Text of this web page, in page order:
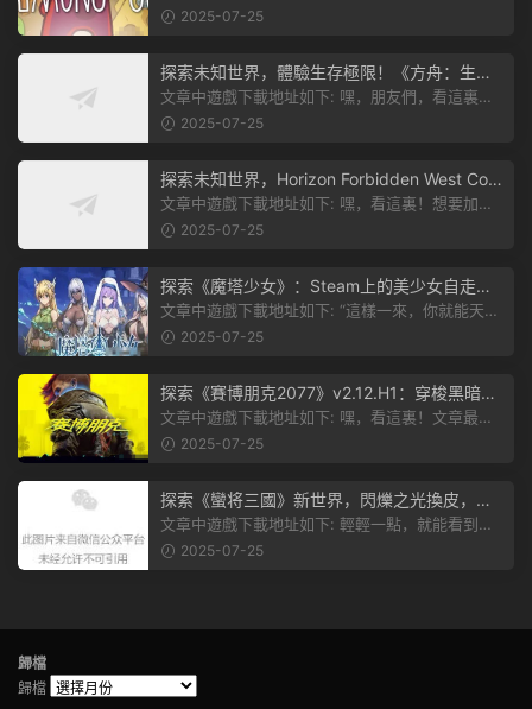
有個圖片，點一下就能加入我們遊...
2025-07-25
探索未知世界，體驗生存極限！《方舟：生存
飛升》v38.9中文版全新升級！
文章中遊戲下載地址如下: 嘿，朋友們，看這裏！
《方舟：生存飛升》這個遊戲超火...
2025-07-25
探索未知世界，Horizon Forbidden West Com
plete Edition正式發布！
文章中遊戲下載地址如下: 嘿，看這裏！想要加入
遊戲資源分享群，就點文章最後那...
2025-07-25
探索《魔塔少女》：Steam上的美少女自走
棋，戰鬥與策略的雙重盛宴！
文章中遊戲下載地址如下: “這樣一來，你就能天天
2025-07-25
探索《賽博朋克2077》v2.12.H1：穿梭黑暗都
市，感受未來世界的震撼
文章中遊戲下載地址如下: 嘿，看這裏！文章最後
有個圖片，點一下就能加入我們的...
2025-07-25
探索《蠻将三國》新世界，閃爍之光換皮，共
赴手遊盛宴！
文章中遊戲下載地址如下: 輕輕一點，就能看到原
文。 滑動一下屏幕，就能看到...
2025-07-25
歸檔
歸檔